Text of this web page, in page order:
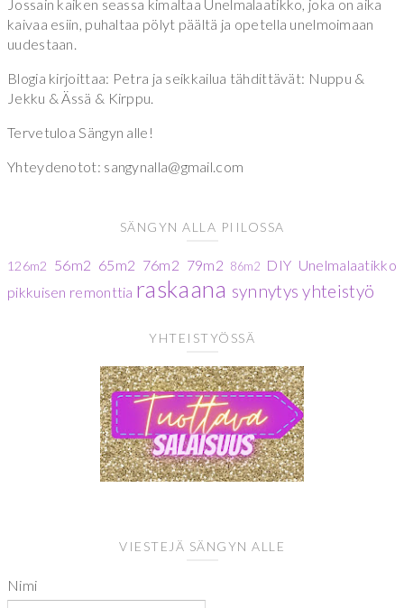
Jossain kaiken seassa kimaltaa Unelmalaatikko, joka on aika
kaivaa esiin, puhaltaa pölyt päältä ja opetella unelmoimaan
uudestaan.
Blogia kirjoittaa: Petra ja seikkailua tähdittävät: Nuppu &
Jekku & Ässä & Kirppu.
Tervetuloa Sängyn alle!
Yhteydenotot: sangynalla@gmail.com
SÄNGYN ALLA PIILOSSA
126m2 56m2 65m2 76m2 79m2 86m2 DIY Unelmalaatikko
pikkuisen remonttia raskaana synnytys yhteistyö
YHTEISTYÖSSÄ
VIESTEJÄ SÄNGYN ALLE
Nimi